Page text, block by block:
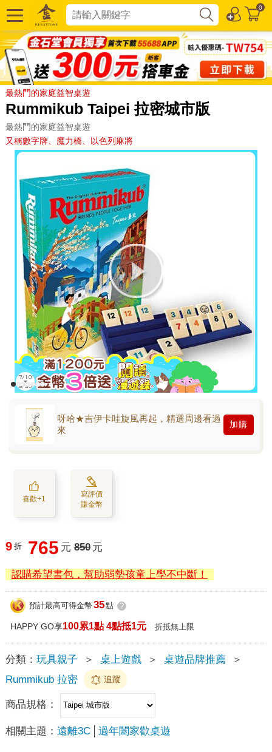
0
最熱門的家庭益智桌遊
Rummikub Taipei 拉密城市版
最熱門的家庭益智桌遊
又稱數字牌、魔力橋、以色列麻將
呀哈★吉伊卡哇旋風再起，精選周邊看過
來
加購
喜歡+1
寫評價
賺金幣
9 折 765 元 850 元
認購希望書包，幫助弱勢孩童上學不中斷！
預計最高可得金幣 35點 ?
HAPPY GO享100累1點 4點抵1元 折抵無上限
分類： 玩具親子 ＞ 桌上遊戲 ＞ 桌遊品牌推薦
＞
Rummikub 拉密
追蹤
商品規格：
相關主題： 遠離3C 過年闔家歡桌遊